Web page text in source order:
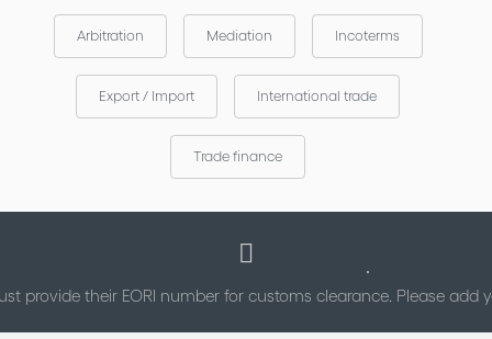
Arbitration Mediation Incoterms
Export / Import International trade
Trade finance
provide their EORI number for customs clearance. Please add